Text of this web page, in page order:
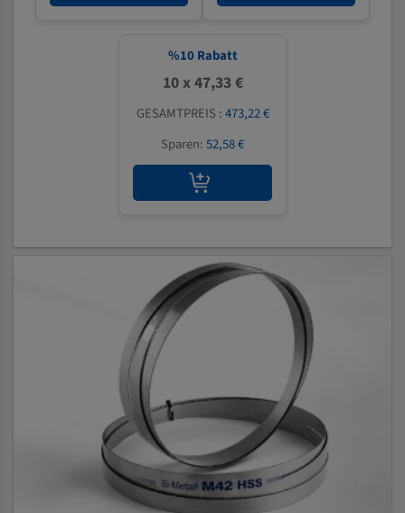
%10 Rabatt
10 x 47,33 €
GESAMTPREIS :473,22 €
Sparen:52,58 €